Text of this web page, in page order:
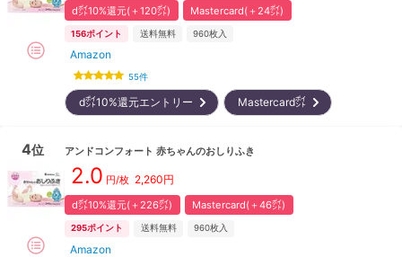
d㌽10%還元(＋120㌽) Mastercard(＋24㌽)
156ポイント 送料無料 960枚入
Amazon
55件
d㌽10%還元エントリー Mastercard㌽
4位 アンドコンフォート 赤ちゃんのおしりふき
2.0 円/枚 2,260円
d㌽10%還元(＋226㌽) Mastercard(＋46㌽)
295ポイント 送料無料 960枚入
Amazon